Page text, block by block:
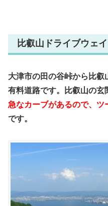
比叡山ドライブウェイ
大津市の田の谷峠から比
有料道路です。比叡山の玄
急なカーブがあるので、
です。